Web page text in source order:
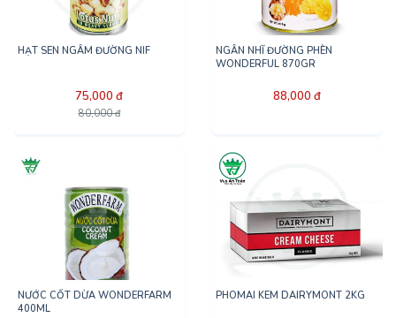
HẠT SEN NGÂM ĐƯỜNG NIF
75,000 đ
80,000 đ
NGÂN NHĨ ĐƯỜNG PHÈN
WONDERFUL 870GR
88,000 đ
NƯỚC CỐT DỪA WONDERFARM
400ML
PHOMAI KEM DAIRYMONT 2KG